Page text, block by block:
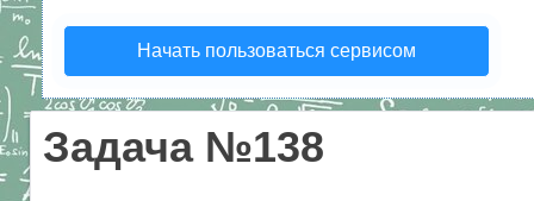
Начать пользоваться сервисом
Задача №138